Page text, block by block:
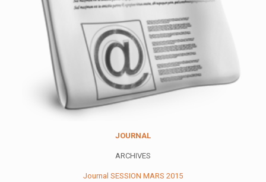
JOURNAL
ARCHIVES
Journal SESSION MARS 2015